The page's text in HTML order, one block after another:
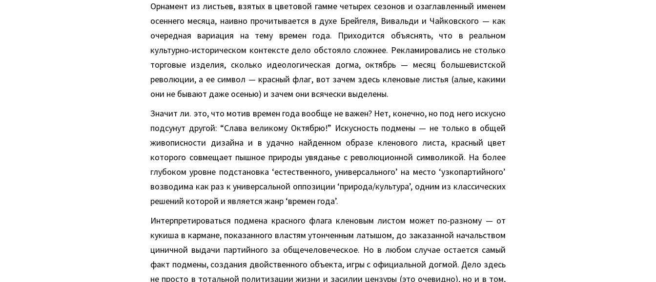
Орнамент из листьев, взятых в цветовой гамме четырех сезонов и озаглавленный именем
осеннего месяца, наивно прочитывается в духе Брейгеля, Вивальди и Чайковского — как
очередная вариация на тему времен года. Приходится объяснять, что в реальном
культурно-историческом контексте дело обстояло сложнее. Рекламировались не столько
торговые изделия, сколько идеологическая догма, октябрь — месяц большевистской
революции, а ее символ — красный флаг, вот зачем здесь кленовые листья (алые, какими
они не бывают даже осенью) и зачем они всячески выделены.
Значит ли. это, что мотив времен года вообще не важен? Нет, конечно, но под него искусно
подсунут другой: “Слава великому Октябрю!” Искусность подмены — не только в общей
живописности дизайна и в удачно найденном образе кленового листа, красный цвет
которого совмещает пышное природы увяданье с революционной символикой. На более
глубоком уровне подстановка ‘естественного, универсального’ на место ‘узкопартийного’
возводима как раз к универсальной оппозиции ‘природа/культура’, одним из классических
решений которой и является жанр ‘времен года’.
Интерпретироваться подмена красного флага кленовым листом может по-разному — от
кукиша в кармане, показанного властям утонченным латышом, до заказанной начальством
циничной выдачи партийного за общечеловеческое. Но в любом случае остается самый
факт подмены, создания двойственного объекта, игры с официальной догмой. Дело здесь
не просто в тотальной политизации жизни и засилии цензуры (это очевидно), но и в том,